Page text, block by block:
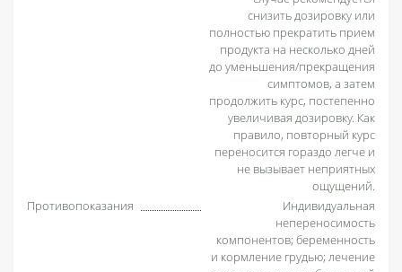
снизить дозировку или
полностью прекратить прием
продукта на несколько дней
до уменьшения/прекращения
симптомов, а затем
продолжить курс, постепенно
увеличивая дозировку. Как
правило, повторный курс
переносится гораздо легче и
не вызывает неприятных
ощущений.
Противопоказания
Индивидуальная
непереносимость
компонентов; беременность
и кормление грудью; лечение